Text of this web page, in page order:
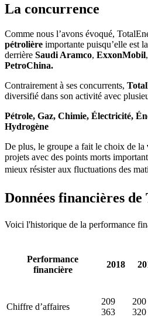
La concurrence
Comme nous l’avons évoqué,
pétrolière importante puisqu’elle est
derrière Saudi Aramco, ExxonMobil,
PetroChina.
Contrairement à ses concurrents,
diversifié dans son activité avec
Pétrole, Gaz, Chimie, Électricité,
Hydrogène
De plus, le groupe a fait le choix de la
projets avec des points morts
mieux résister aux fluctuations des
Données financières
Voici l'historique de la performance
Performance
financière
2018
Chiffre d’affaires
209
363
200
320